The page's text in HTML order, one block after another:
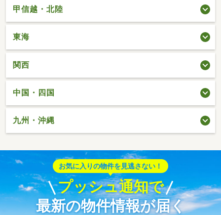
甲信越・北陸
東海
関西
中国・四国
九州・沖縄
お気に入りの物件を見逃さない！
プッシュ通知で
最新の物件情報が届く